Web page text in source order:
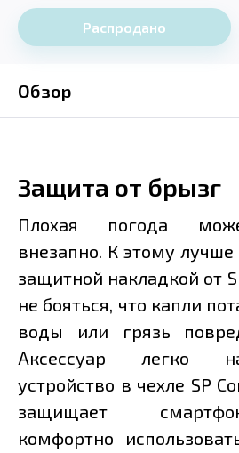
Распродано
Обзор
Защита от брызг
Плохая погода
внезапно. К этому
защитной накладкой от
не бояться, что капли
воды или грязь
Аксессуар легко
устройство в чехле SP
защищает
комфортно